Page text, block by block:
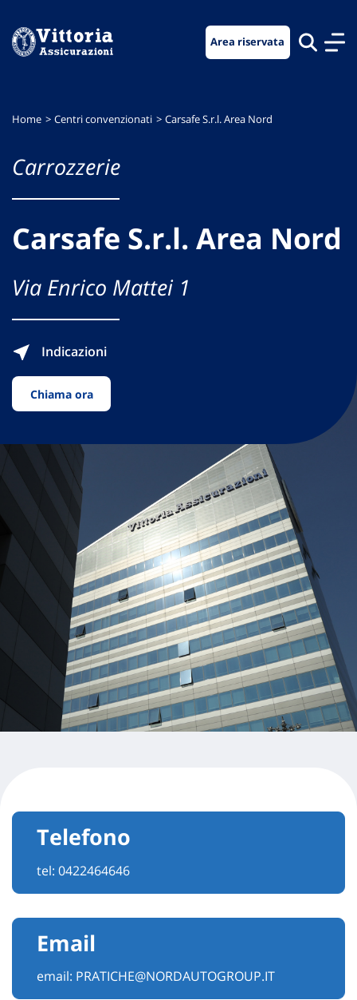
menu
contenuto
footer
Area riservata
Home Centri convenzionati Carsafe S.r.l. Area Nord
Carrozzerie
Carsafe S.r.l. Area Nord
Via Enrico Mattei 1
Indicazioni
Chiama ora
Telefono
tel: 0422464646
Email
email: PRATICHE@NORDAUTOGROUP.IT